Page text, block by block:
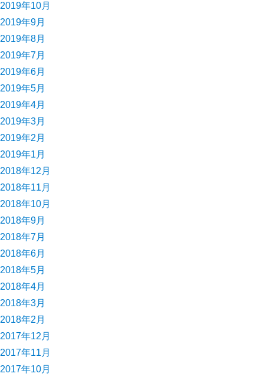
2019年10月
2019年9月
2019年8月
2019年7月
2019年6月
2019年5月
2019年4月
2019年3月
2019年2月
2019年1月
2018年12月
2018年11月
2018年10月
2018年9月
2018年7月
2018年6月
2018年5月
2018年4月
2018年3月
2018年2月
2017年12月
2017年11月
2017年10月